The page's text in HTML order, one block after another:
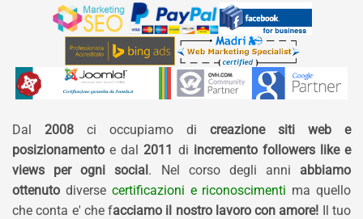
Dal 2008 ci occupiamo di creazione siti web e
posizionamento e dal 2011 di incremento followers like e
views per ogni social. Nel corso degli anni abbiamo
ottenuto diverse certificazioni e riconoscimenti ma quello
che conta e' che facciamo il nostro lavoro con amore! Il tuo